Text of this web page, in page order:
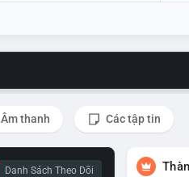
Âm thanh Các tập tin
Danh Sách Theo Dõi